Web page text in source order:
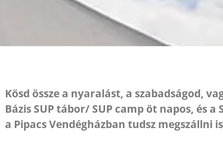
Kösd össze a nyaralást, a szabadságod,
Bázis SUP tábor/ SUP camp öt napos, és
a Pipacs Vendégházban tudsz